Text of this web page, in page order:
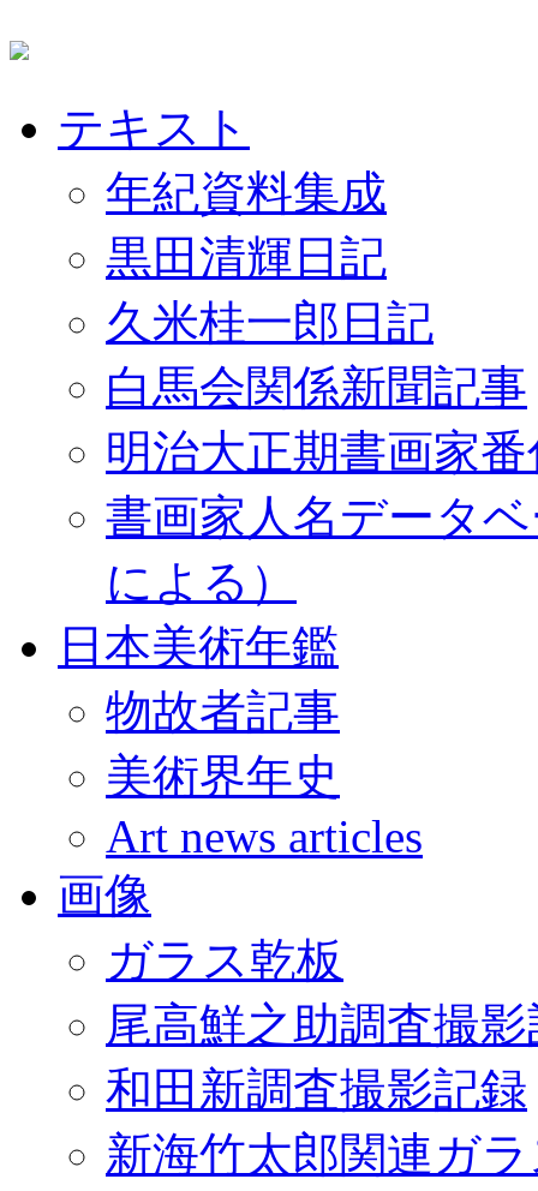
テキスト
年紀資料集成
黒田清輝日記
久米桂一郎日記
白馬会関係新聞記事
明治大正期書画家
書画家人名データ
による）
日本美術年鑑
物故者記事
美術界年史
Art news articles
画像
ガラス乾板
尾高鮮之助調査撮
和田新調査撮影記録
新海竹太郎関連ガ